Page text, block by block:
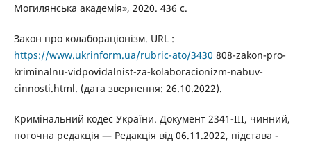
Могилянська академія», 2020. 436 с.
Закон про колабораціонізм. URL :
https://www.ukrinform.ua/rubric-ato/3430 808-zakon-pro-
kriminalnu-vidpovidalnist-za-kolaboracionizm-nabuv-
cinnosti.html. (дата звернення: 26.10.2022).
Кримінальний кодес України. Документ 2341-III, чинний,
поточна редакція — Редакція від 06.11.2022, підстава -